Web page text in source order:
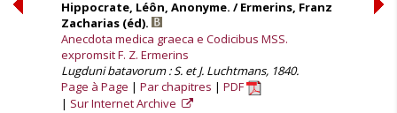
Hippocrate, Léôn, Anonyme. / Ermerins, Franz
Zacharias (éd).
Anecdota medica graeca e Codicibus MSS.
expromsit F. Z. Ermerins
Lugduni batavorum : S. et J. Luchtmans, 1840.
Page à Page
Par chapitres
PDF
Sur Internet Archive